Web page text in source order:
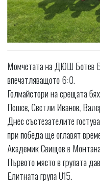
Момчетата на ДЮШ Ботев
впечатляващото 6:0.
Голмайстори на срещата
Пешев, Светли Иванов,
Днес състезателите
при победа ще оглавят
Академик Свищов в
Първото място в групата
Елитната група U15.